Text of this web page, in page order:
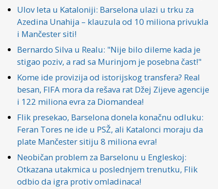
Ulov leta u Kataloniji: Barselona ulazi u trku za
Azedina Unahija – klauzula od 10 miliona privukla
i Mančester siti!
Bernardo Silva u Realu: "Nije bilo dileme kada je
stigao poziv, a rad sa Murinjom je posebna čast!"
Kome ide provizija od istorijskog transfera? Real
besan, FIFA mora da rešava rat Džej Zijeve agencije
i 122 miliona evra za Diomandea!
Flik presekao, Barselona donela konačnu odluku:
Feran Tores ne ide u PSŽ, ali Katalonci moraju da
plate Mančester sitiju 8 miliona evra!
Neobičan problem za Barselonu u Engleskoj:
Otkazana utakmica u poslednjem trenutku, Flik
odbio da igra protiv omladinaca!